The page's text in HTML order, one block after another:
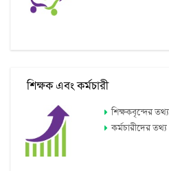
শিক্ষক এবং কর্মচারী
শিক্ষকবৃন্দের তথ্য
কর্মচারীদের তথ্য